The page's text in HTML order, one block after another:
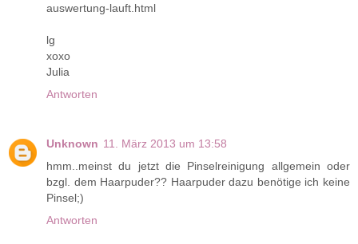
auswertung-lauft.html
lg
xoxo
Julia
Antworten
Unknown 11. März 2013 um 13:58
hmm..meinst du jetzt die Pinselreinigung allgemein oder
bzgl. dem Haarpuder?? Haarpuder dazu benötige ich keine
Pinsel;)
Antworten